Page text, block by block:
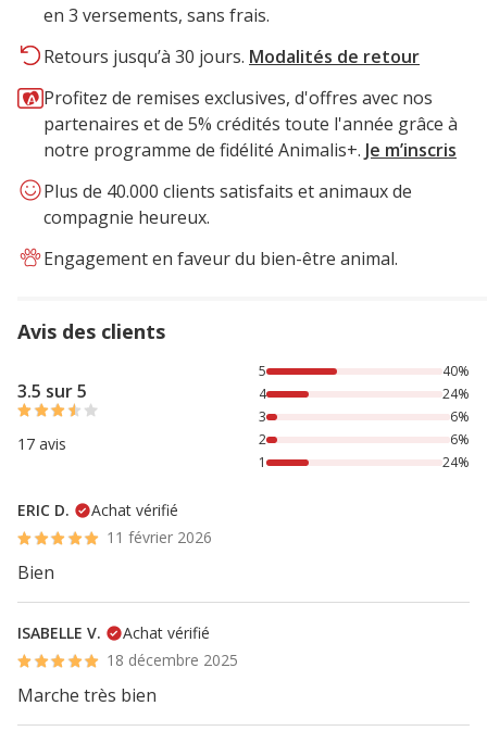
en 3 versements, sans frais.
Retours jusqu’à 30 jours. Modalités de retour
Profitez de remises exclusives, d'offres avec nos
partenaires et de 5% crédités toute l'année grâce à
notre programme de fidélité Animalis+. Je m’inscris
Plus de 40.000 clients satisfaits et animaux de
compagnie heureux.
Engagement en faveur du bien-être animal.
Avis des clients
3.5 sur 5
17 avis
40% des personnes lont noté avec {1} étoiles, 24% des
5
40%
4
24%
3
6%
2
6%
1
24%
ERIC D.
Achat vérifié
11 février 2026
Bien
ISABELLE V.
Achat vérifié
18 décembre 2025
Marche très bien